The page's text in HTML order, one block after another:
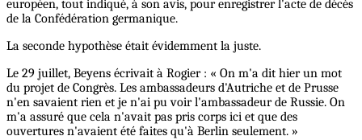
européen, tout indiqué, à son avis, pour enregistrer l'acte de décès
de la Confédération germanique.
La seconde hypothèse était évidemment la juste.
Le 29 juillet, Beyens écrivait à Rogier : « On m'a dit hier un mot
du projet de Congrès. Les ambassadeurs d'Autriche et de Prusse
n'en savaient rien et je n'ai pu voir l'ambassadeur de Russie. On
m'a assuré que cela n'avait pas pris corps ici et que des
ouvertures n'avaient été faites qu'à Berlin seulement. »